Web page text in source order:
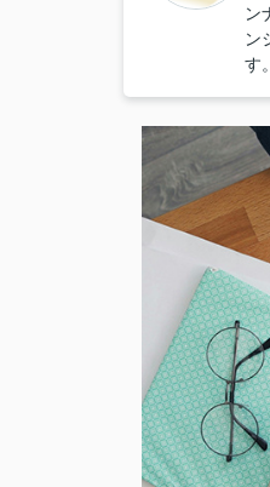
ン
ン
す。